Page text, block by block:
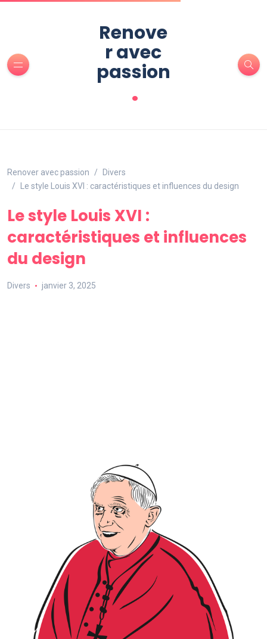
Renove
r avec
passion
.
Renover avec passion
Divers
Le style Louis XVI : caractéristiques et influences du design
Le style Louis XVI :
caractéristiques et influences
du design
Divers janvier 3, 2025